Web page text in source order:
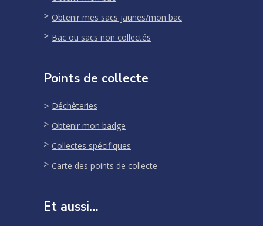
Obtenir mes sacs jaunes/mon bac
Bac ou sacs non collectés
Points de collecte
Déchèteries
Obtenir mon badge
Collectes spécifiques
Carte des points de collecte
Et aussi…